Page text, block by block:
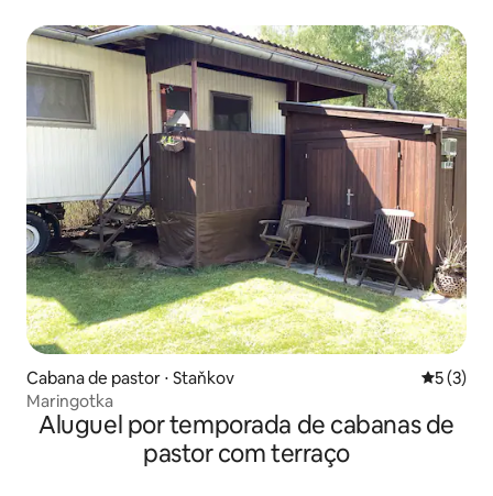
Cabana de pastor ⋅ Staňkov 5 de
5 (3)
Maringotka
Aluguel por temporada de cabanas de
pastor com terraço